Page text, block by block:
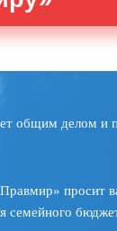
общим делом и
просит